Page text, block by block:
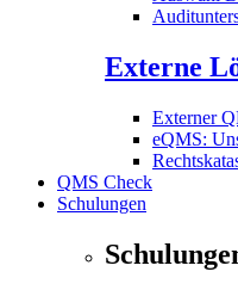
Externe
Externer
eQMS:
QMS Check
Schulungen